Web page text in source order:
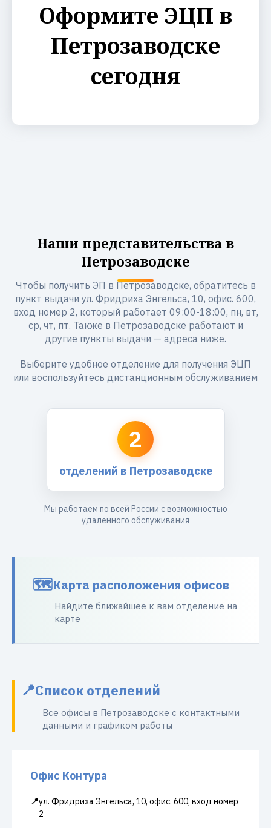
Оформите ЭЦП в
Петрозаводске
сегодня
Наши представительства в
Петрозаводске
Чтобы получить ЭП в Петрозаводске, обратитесь в
пункт выдачи ул. Фридриха Энгельса, 10, офис. 600,
вход номер 2, который работает 09:00-18:00, пн, вт,
ср, чт, пт. Также в Петрозаводске работают и
другие пункты выдачи — адреса ниже.
Выберите удобное отделение для получения ЭЦП
или воспользуйтесь дистанционным обслуживанием
2
отделений в Петрозаводске
Мы работаем по всей России с возможностью
удаленного обслуживания
Карта расположения офисов
Найдите ближайшее к вам отделение на
карте
Список отделений
Все офисы в Петрозаводске с контактными
данными и графиком работы
Офис Контура
📍ул. Фридриха Энгельса, 10, офис. 600, вход номер
2